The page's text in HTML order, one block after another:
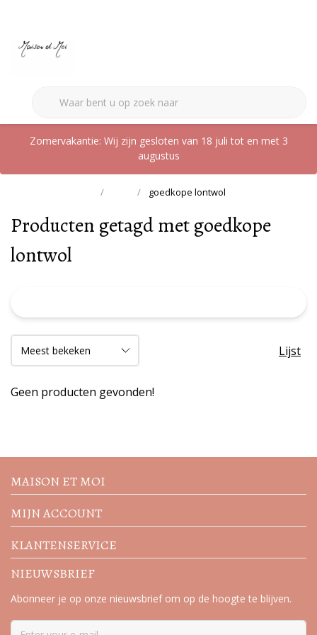
Zomervakantie: Wij zijn gesloten van 18 juli tot en met 3
augustus
goedkope lontwol
Producten getagd met goedkope
lontwol
Lijst
Geen producten gevonden!
acties
MAISON ET MOI
MIJN ACCOUNT
KLANTENSERVICE
NIEUWSBRIEF
Abonneer je op onze nieuwsbrief om op de hoogte te blijven.